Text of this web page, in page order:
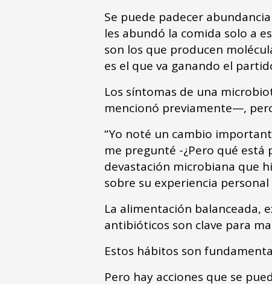
Se puede padecer
les abundó la comida solo a
son los que producen
es el que va ganando el
Los síntomas de una
mencionó previamente—,
“Yo noté un cambio
me pregunté -¿Pero qué está
devastación microbiana que
sobre su experiencia personal
La alimentación balanceada,
antibióticos son clave para
Estos hábitos son
Pero hay acciones que se